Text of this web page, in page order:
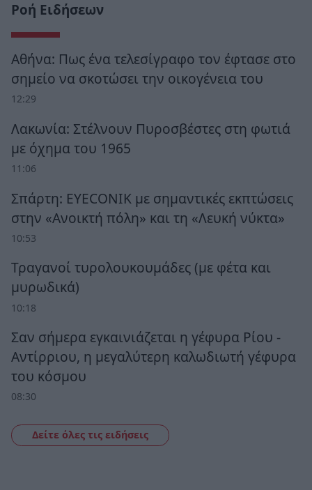
Ροή Ειδήσεων
Αθήνα: Πως ένα τελεσίγραφο τον έφτασε στο
σημείο να σκοτώσει την οικογένεια του
12:29
Λακωνία: Στέλνουν Πυροσβέστες στη φωτιά
με όχημα του 1965
11:06
Σπάρτη: EYECONIK με σημαντικές εκπτώσεις
στην «Ανοικτή πόλη» και τη «Λευκή νύκτα»
10:53
Τραγανοί τυρολουκουμάδες (με φέτα και
μυρωδικά)
10:18
Σαν σήμερα εγκαινιάζεται η γέφυρα Ρίου -
Αντίρριου, η μεγαλύτερη καλωδιωτή γέφυρα
του κόσμου
08:30
Δείτε όλες τις ειδήσεις